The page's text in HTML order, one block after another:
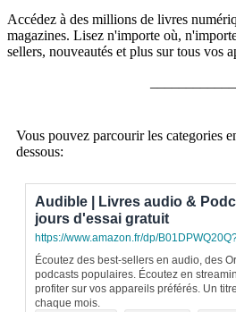
Accédez à des millions de livres
magazines. Lisez n'importe où,
sellers, nouveautés et plus sur tous vos
Vous pouvez parcourir les categories
dessous:
Audible | Livres audio &
jours d'essai gratuit
https://www.amazon.fr/dp/
Écoutez des best-sellers en audio, des
podcasts populaires. Écoutez en
profiter sur vos appareils préférés. Un
chaque mois.